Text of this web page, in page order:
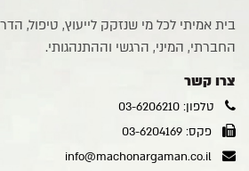
בית אמיתי לכל מי שנזקק לייעוץ, טיפול,
החברתי, המיני, הרגשי וההתנהגותי.
צרו קשר
טלפון: 03-6206210
פקס: 03-6204169
info@machonargaman.co.il